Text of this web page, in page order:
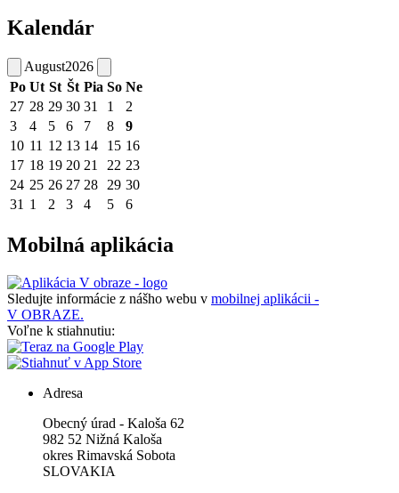
Kalendár
August2026
Po Ut St Št Pia So Ne
27 28 29 30 31 1
2
3
4 5 6 7 8
9
10 11 12 13 14 15 16
17 18 19 20 21 22 23
24 25 26 27 28 29 30
31 1 2 3 4 5 6
Mobilná aplikácia
Sledujte informácie z nášho webu v mobilnej aplikácii -
V OBRAZE.
Voľne k stiahnutiu:
Adresa
Obecný úrad - Kaloša 62
982 52 Nižná Kaloša
okres Rimavská Sobota
SLOVAKIA